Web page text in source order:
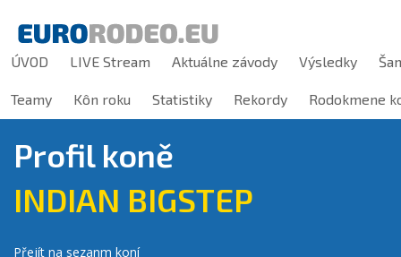
ÚVOD LIVE Stream Aktuálne závody Výsledky
Teamy Kôn roku Statistiky Rekordy Rodokmene
Profil koně
INDIAN BIGSTEP
Přejít na sezanm koní